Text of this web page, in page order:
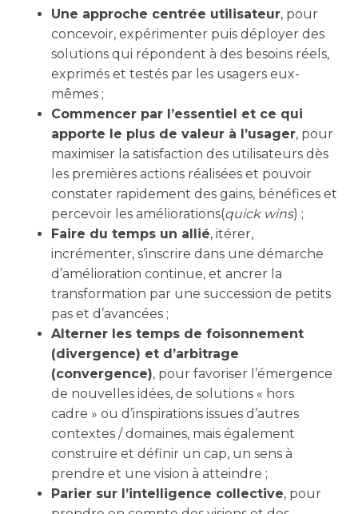
Une approche centrée utilisateur, pour
concevoir, expérimenter puis déployer des
solutions qui répondent à des besoins réels,
exprimés et testés par les usagers eux-
mêmes ;
Commencer par l’essentiel et ce qui
apporte le plus de valeur à l’usager, pour
maximiser la satisfaction des utilisateurs dès
les premières actions réalisées et pouvoir
constater rapidement des gains, bénéfices et
percevoir les améliorations(quick wins) ;
Faire du temps un allié, itérer,
incrémenter, s’inscrire dans une démarche
d’amélioration continue, et ancrer la
transformation par une succession de petits
pas et d’avancées ;
Alterner les temps de foisonnement
(divergence) et d’arbitrage
(convergence), pour favoriser l’émergence
de nouvelles idées, de solutions « hors
cadre » ou d’inspirations issues d’autres
contextes / domaines, mais également
construire et définir un cap, un sens à
prendre et une vision à atteindre ;
Parier sur l’intelligence collective, pour